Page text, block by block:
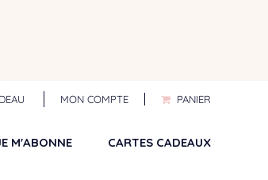
MON COMPTE PANIER
M'ABONNE CARTES CADEAUX